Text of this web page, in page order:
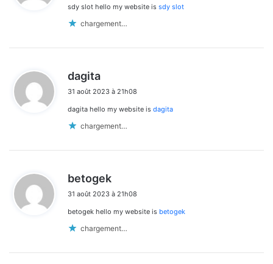
sdy slot hello my website is sdy slot
chargement…
dagita
t
31 août 2023 à 21h08
dagita hello my website is dagita
chargement…
betogek
t
31 août 2023 à 21h08
betogek hello my website is betogek
chargement…